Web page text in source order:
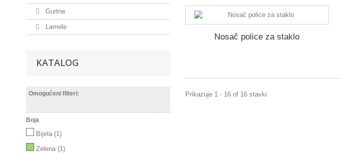
Gurtne
Lamele
KATALOG
Omogućeni filteri:
Boja
Bijela (1)
Zelena (1)
Nosač police za staklo
Prikazuje 1 - 16 of 16 stavki